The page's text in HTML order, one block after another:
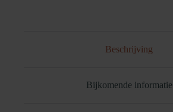
Beschrijving
Bijkomende informatie